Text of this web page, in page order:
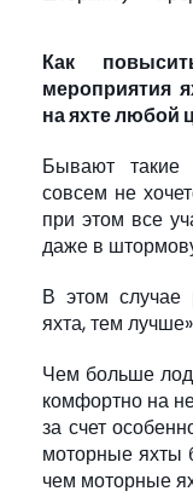
Как
мероприятия
на яхте любой
Бывают такие
совсем не
при этом все
даже в
В этом случае
яхта, тем
Чем больше
комфортно на
за счет
моторные яхты
чем моторные